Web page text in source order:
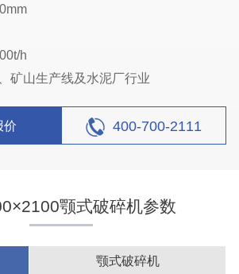
h
矿山生产线及水泥厂行业
价 400-700-2111
颚式破碎机参数
颚式破碎机